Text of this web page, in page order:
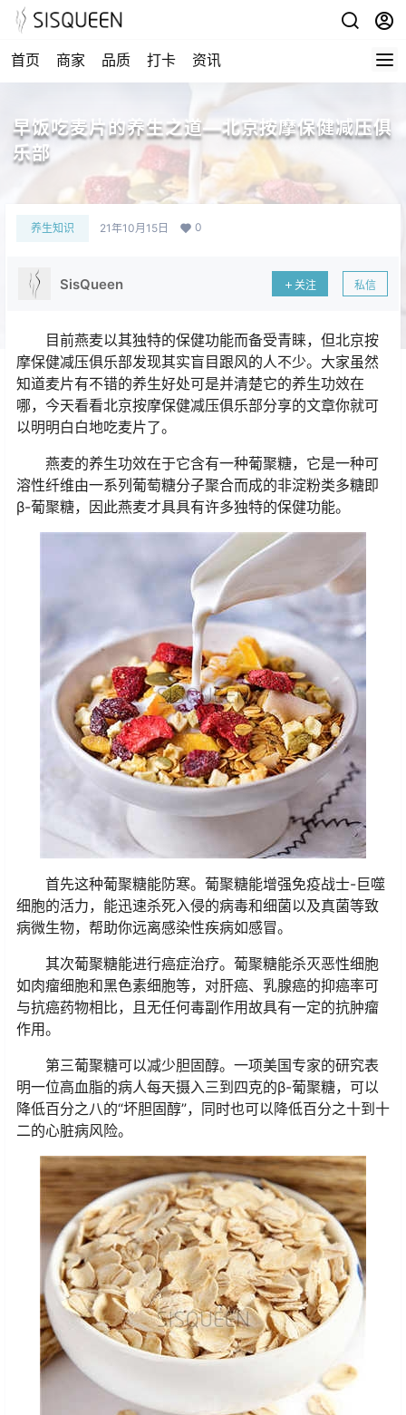
首页 商家 品质 打卡 资讯
早饭吃麦片的养生之道—北京按摩保健减压俱
乐部
养生知识 21年10月15日 0
SisQueen 关注 私信
目前燕麦以其独特的保健功能而备受青睐，但北京按
摩保健减压俱乐部发现其实盲目跟风的人不少。大家虽然
知道麦片有不错的养生好处可是并清楚它的养生功效在
哪，今天看看北京按摩保健减压俱乐部分享的文章你就可
以明明白白地吃麦片了。
燕麦的养生功效在于它含有一种葡聚糖，它是一种可
溶性纤维由一系列葡萄糖分子聚合而成的非淀粉类多糖即
β-葡聚糖，因此燕麦才具具有许多独特的保健功能。
首先这种葡聚糖能防寒。葡聚糖能增强免疫战士-巨噬
细胞的活力，能迅速杀死入侵的病毒和细菌以及真菌等致
病微生物，帮助你远离感染性疾病如感冒。
其次葡聚糖能进行癌症治疗。葡聚糖能杀灭恶性细胞
如肉瘤细胞和黑色素细胞等，对肝癌、乳腺癌的抑癌率可
与抗癌药物相比，且无任何毒副作用故具有一定的抗肿瘤
作用。
第三葡聚糖可以减少胆固醇。一项美国专家的研究表
明一位高血脂的病人每天摄入三到四克的β-葡聚糖，可以
降低百分之八的“坏胆固醇”，同时也可以降低百分之十到十
二的心脏病风险。